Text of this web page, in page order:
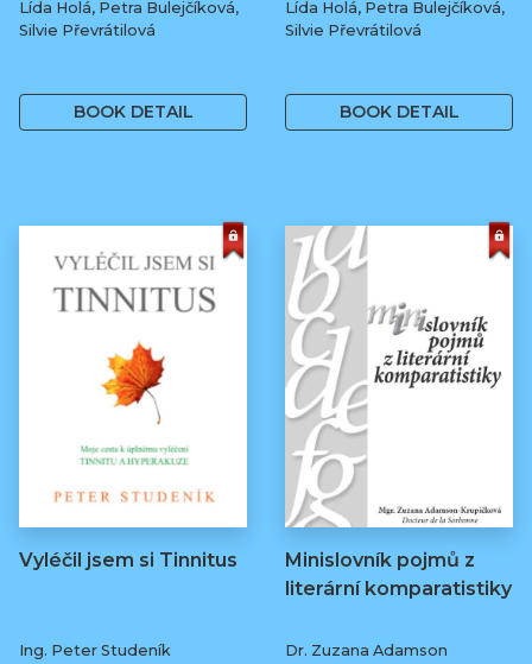
Lída Holá, Petra Bulejčíková,
Silvie Převrátilová
BOOK DETAIL
Lída Holá, Petra Bulejčíková,
Silvie Převrátilová
BOOK DETAIL
Vyléčil jsem si Tinnitus
Ing. Peter Studeník
Minislovník pojmů z
literární komparatistiky
Dr. Zuzana Adamson